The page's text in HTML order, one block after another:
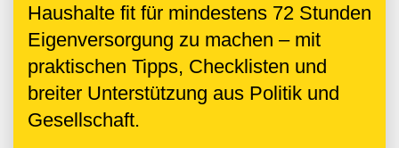
Haushalte fit für mindestens 72 Stunden
Eigenversorgung zu machen – mit
praktischen Tipps, Checklisten und
breiter Unterstützung aus Politik und
Gesellschaft.